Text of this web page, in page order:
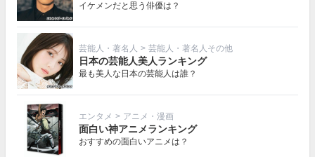
イケメンだと思う俳優は？
芸能人・著名人 > 芸能人・著名人その他
日本の芸能人美人ランキング
最も美人な日本の芸能人は誰？
エンタメ > アニメ・漫画
面白い神アニメランキング
おすすめの面白いアニメは？